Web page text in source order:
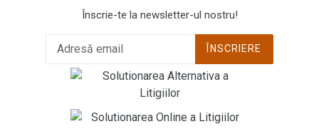
Înscrie-te la newsletter-ul nostru!
ÎNSCRIERE